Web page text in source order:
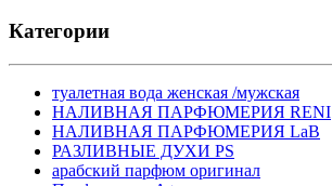
Категории
туалетная вода женская /мужская
НАЛИВНАЯ ПАРФЮМЕРИЯ RENI
НАЛИВНАЯ ПАРФЮМЕРИЯ LaB
РАЗЛИВНЫЕ ДУХИ PS
арабский парфюм оригинал